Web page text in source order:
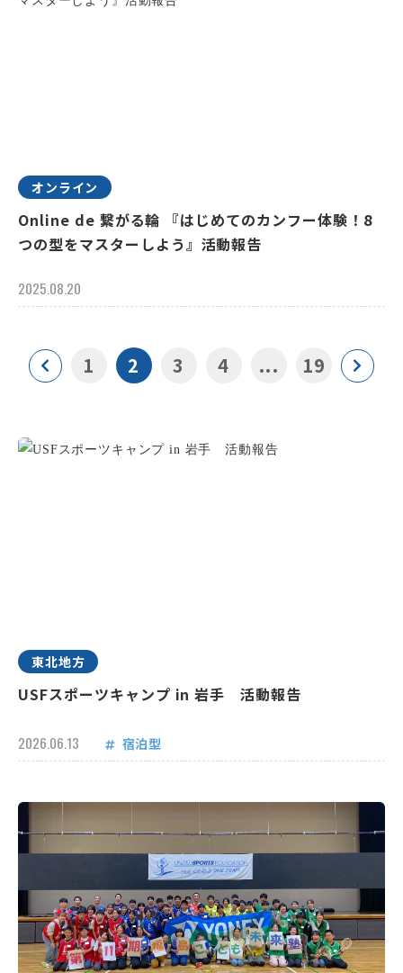
オンライン
Online de 繋がる輪 『はじめてのカンフー体験！8
つの型をマスターしよう』活動報告
2025.08.20
1 2 3 4 ... 19
東北地方
USFスポーツキャンプ in 岩手 活動報告
2026.06.13 宿泊型